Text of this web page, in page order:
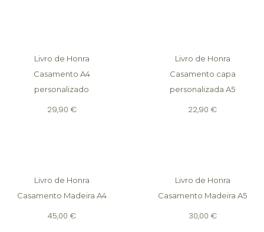
Livro de Honra
Casamento A4
personalizado
29,90 €
Livro de Honra
Casamento capa
personalizada A5
22,90 €
Livro de Honra
Casamento Madeira A4
45,00 €
Livro de Honra
Casamento Madeira A5
30,00 €